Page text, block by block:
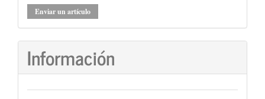
un
artículo
Enviar un artículo
Información